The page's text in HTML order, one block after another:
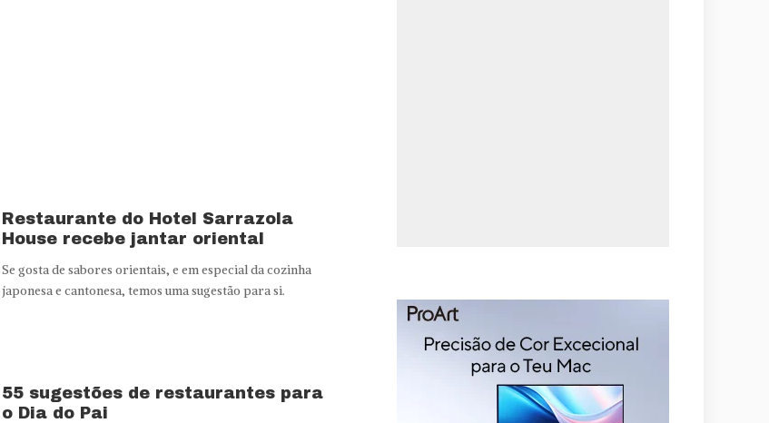
Restaurante do Hotel Sarrazola
House recebe jantar oriental
Se gosta de sabores orientais, e em especial da cozinha
japonesa e cantonesa, temos uma sugestão para si.
55 sugestões de restaurantes para
o Dia do Pai